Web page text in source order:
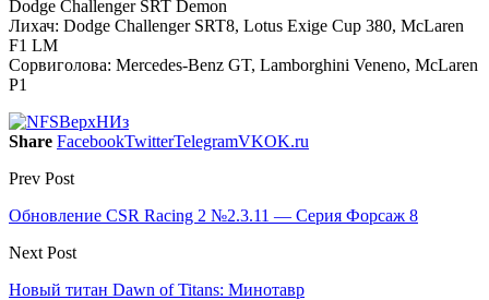
Dodge Challenger SRT Demon
Лихач: Dodge Challenger SRT8, Lotus Exige Cup 380, McLaren
F1 LM
Сорвиголова: Mercedes-Benz GT, Lamborghini Veneno, McLaren
P1
Share FacebookTwitterTelegramVKOK.ru
Prev Post
Обновление CSR Racing 2 №2.3.11 — Серия Форсаж 8
Next Post
Новый титан Dawn of Titans: Минотавр